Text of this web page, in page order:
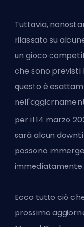
Tuttavia,
rilassato su
un gioco
che sono previsti
questo è
per il 14 marzo
sarà alcun
possono
immediatamente.
Ecco tutto ciò
prossimo